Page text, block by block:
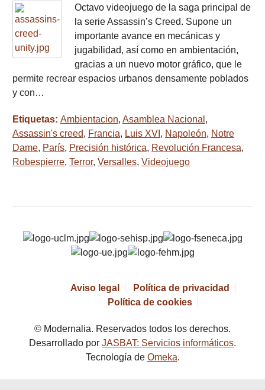
Octavo videojuego de la saga principal de
la serie Assassin’s Creed. Supone un
importante avance en mecánicas y
jugabilidad, así como en ambientación,
gracias a un nuevo motor gráfico, que le
permite recrear espacios urbanos densamente poblados
y con…
Etiquetas: Ambientacion, Asamblea Nacional ,
Assassin's creed, Francia, Luis XVI , Napoleón, Notre
Dame, París, Precisión histórica, Revolución Francesa,
Robespierre, Terror, Versalles, Videojuego
Aviso legal
Política de privacidad
Política de cookies
© Modernalia. Reservados todos los derechos.
Desarrollado por JASBAT: Servicios informáticos.
Tecnología de Omeka.